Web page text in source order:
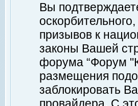
Вы
призывов к
законы Вашей
форума “Форум
размещения
заблокировать